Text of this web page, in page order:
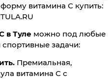
витамина С купить:
в Туле можно под любые
спортивные задачи:
Премиальная,
витамина C с